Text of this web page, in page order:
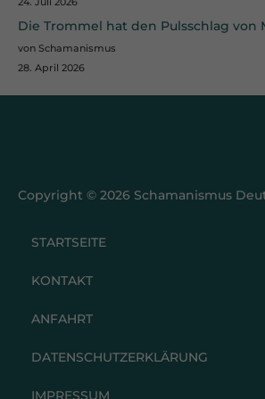
Die Trommel hat den Pulsschlag von
von Schamanismus
28. April 2026
Copyright © 2026 Schamanismus
STARTSEITE
KONTAKT
ANFAHRT
DATENSCHUTZERKLÄRUNG
IMPRESSUM
keiner manuellen Einwilligung mehr.
Cookie-Informationen